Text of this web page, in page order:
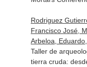
Rodriguez
Francisco José,
Arbeloa,
Taller de
tierra cruda: